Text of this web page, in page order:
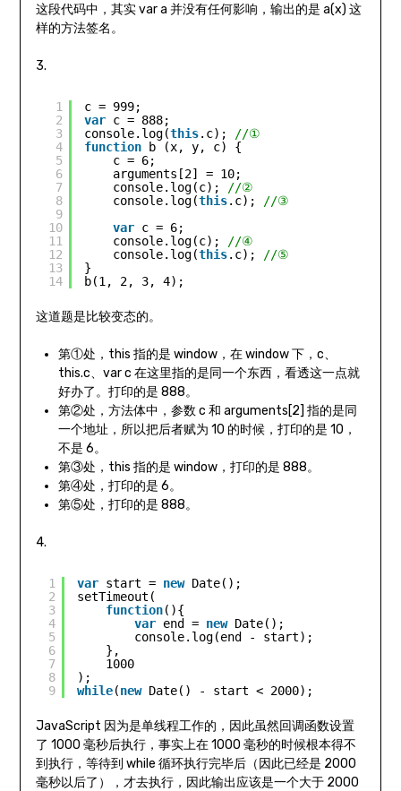
这段代码中，其实 var a 并没有任何影响，输出的是 a(x) 这
样的方法签名。
3.
1
2
3
4
5
6
7
8
9
10
11
12
13
14
c = 999;
var c = 888;
console.log(this.c);
//①
function
b (x, y, c) {
c = 6;
arguments[2] = 10;
console.log(c);
//②
console.log(this.c);
//③
var c = 6;
console.log(c);
//④
console.log(this.c);
//⑤
}
b(1, 2, 3, 4);
这道题是比较变态的。
第①处，this 指的是 window，在 window 下，c、
this.c、var c 在这里指的是同一个东西，看透这一点就
好办了。打印的是 888。
第②处，方法体中，参数 c 和 arguments[2] 指的是同
一个地址，所以把后者赋为 10 的时候，打印的是 10，
不是 6。
第③处，this 指的是 window，打印的是 888。
第④处，打印的是 6。
第⑤处，打印的是 888。
4.
1
2
3
4
5
6
7
8
9
var start = new Date();
setTimeout(
function(){
var end = new Date();
console.log(end - start);
},
1000
);
while(new Date() - start < 2000);
JavaScript 因为是单线程工作的，因此虽然回调函数设置
了 1000 毫秒后执行，事实上在 1000 毫秒的时候根本得不
到执行，等待到 while 循环执行完毕后（因此已经是 2000
毫秒以后了），才去执行，因此输出应该是一个大于 2000